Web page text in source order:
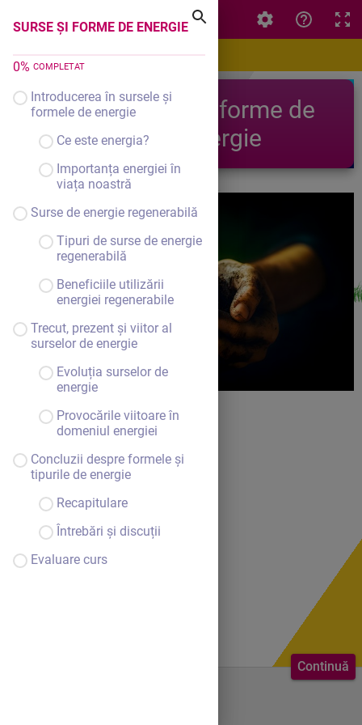
SURSE ȘI FORME DE ENERGIE
0% COMPLETAT
Introducerea în sursele și
formele de energie
Ce este energia?
Importanța energiei în
viața noastră
Surse de energie regenerabilă
Tipuri de surse de energie
regenerabilă
Beneficiile utilizării
energiei regenerabile
Trecut, prezent și viitor al
surselor de energie
Evoluția surselor de
energie
Provocările viitoare în
domeniul energiei
Concluzii despre formele și
tipurile de energie
Recapitulare
Întrebări și discuții
Evaluare curs
Continuă
SURSE ȘI FORME DE ENERGIE
Surse și forme de
energie